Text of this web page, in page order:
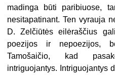
madinga būti paribiuose,
nesitapatinant. Ten vyrauja
D. Zelčiūtės eilėraščius
poezijos ir nepoezijos,
Tamošaičio, kad
intriguojantys. Intriguojantys